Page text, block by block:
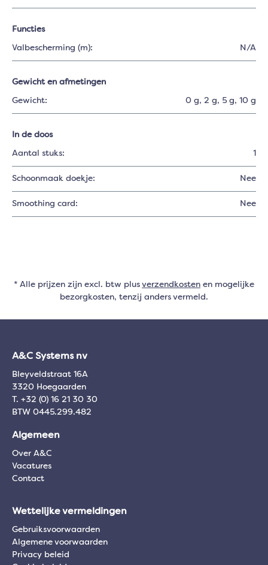
Functies
Valbescherming (m): N/A
Gewicht en afmetingen
Gewicht: 0 g, 2 g, 5 g, 10 g
In de doos
Aantal stuks: 1
Schoonmaak doekje: Nee
Smoothing card: Nee
* Alle prijzen zijn excl. btw plus verzendkosten en mogelijke
bezorgkosten, tenzij anders vermeld.
A&C Systems nv
Bleyveldstraat 16A
3320 Hoegaarden
T. +32 (0) 16 21 30 30
BTW 0445.299.482
Algemeen
Over A&C
Vacatures
Contact
Wettelijke vermeldingen
Gebruiksvoorwaarden
Algemene voorwaarden
Privacy beleid